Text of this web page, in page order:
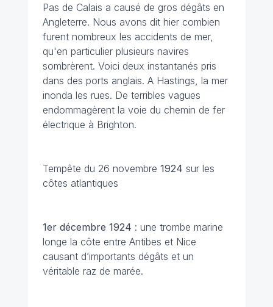
Pas de Calais a causé de gros dégâts en
Angleterre. Nous avons dit hier combien
furent nombreux les accidents de mer,
qu'en particulier plusieurs navires
sombrèrent. Voici deux instantanés pris
dans des ports anglais. A Hastings, la mer
inonda les rues. De terribles vagues
endommagèrent la voie du chemin de fer
électrique à Brighton.
Tempête du 26 novembre 1924 sur les
côtes atlantiques
1er décembre 1924 : une trombe marine
longe la côte entre Antibes et Nice
causant d’importants dégâts et un
véritable raz de marée.